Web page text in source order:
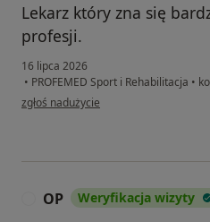
Lekarz który zna się
profesji.
16 lipca 2026
• PROFEMED Sport i Rehabilitacja •
w opinii użytkownika MR
zgłoś nadużycie
OP Weryfikacja wizyty